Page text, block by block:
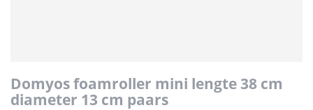
domyos foamroller mini lengte 38 cm
diameter 13 cm paars